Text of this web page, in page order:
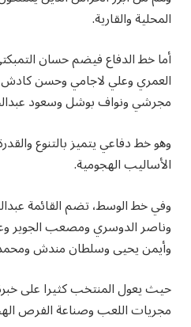
المحلية والقارية.
أما خط الدفاع فيضم حسان
العمري وعلي لاجامي وحسن
مجرشي ونواف بوشل وسعود
وهو خط دفاعي يتميز بالتنوع
الأساليب الهجومية.
وفي خط الوسط، تضم القائمة
وناصر الدوسري ومصعب الجوير
وأيمن يحيى وسلطان مندش ومحمد
حيث يعول المنتخب كثيرا على
مجريات اللعب وصناعة الفرص